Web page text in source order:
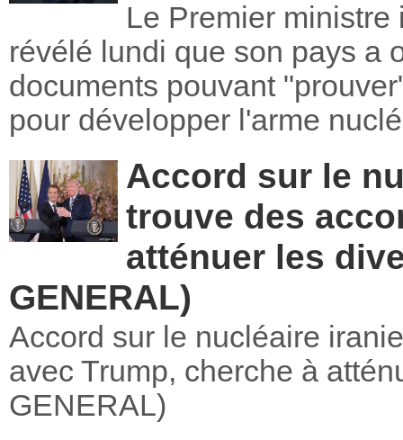
Le Premier
révélé lundi que son pays a
documents pouvant
pour développer l'arme
Accord sur le
trouve des
atténuer les
GENERAL)
Accord sur le nucléaire
avec Trump, cherche à
GENERAL)